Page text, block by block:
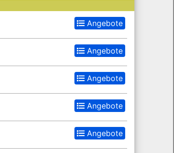
Angebote
Angebote
Angebote
Angebote
Angebote